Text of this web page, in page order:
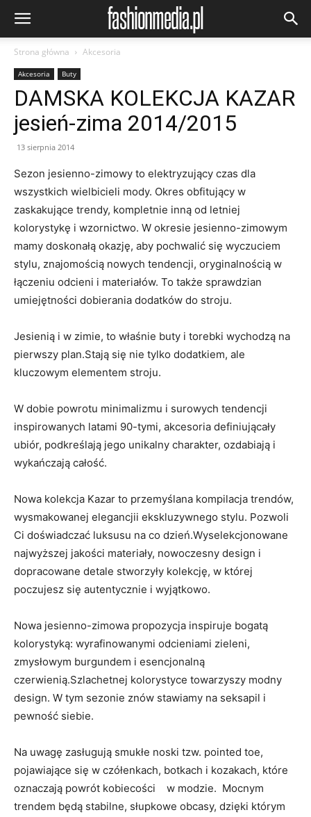
Strona główna Akcesoria
Akcesoria Buty
DAMSKA KOLEKCJA KAZAR
jesień-zima 2014/2015
13 sierpnia 2014
Sezon jesienno-zimowy to elektryzujący czas dla
wszystkich wielbicieli mody. Okres obfitujący w
zaskakujące trendy, kompletnie inną od letniej
kolorystykę i wzornictwo. W okresie jesienno-zimowym
mamy doskonałą okazję, aby pochwalić się wyczuciem
stylu, znajomością nowych tendencji, oryginalnością w
łączeniu odcieni i materiałów. To także sprawdzian
umiejętności dobierania dodatków do stroju.
Jesienią i w zimie, to właśnie buty i torebki wychodzą na
pierwszy plan.Stają się nie tylko dodatkiem, ale
kluczowym elementem stroju.
W dobie powrotu minimalizmu i surowych tendencji
inspirowanych latami 90-tymi, akcesoria definiującały
ubiór, podkreślają jego unikalny charakter, ozdabiają i
wykańczają całość.
Nowa kolekcja Kazar to przemyślana kompilacja trendów,
wysmakowanej elegancjii ekskluzywnego stylu. Pozwoli
Ci doświadczać luksusu na co dzień.Wyselekcjonowane
najwyższej jakości materiały, nowoczesny design i
dopracowane detale stworzyły kolekcję, w której
poczujesz się autentycznie i wyjątkowo.
Nowa jesienno-zimowa propozycja inspiruje bogatą
kolorystyką: wyrafinowanymi odcieniami zieleni,
zmysłowym burgundem i esencjonalną
czerwienią.Szlachetnej kolorystyce towarzyszy modny
design. W tym sezonie znów stawiamy na seksapil i
pewność siebie.
Na uwagę zasługują smukłe noski tzw. pointed toe,
pojawiające się w czółenkach, botkach i kozakach, które
oznaczają powrót kobiecości w modzie. Mocnym
trendem będą stabilne, słupkowe obcasy, dzięki którym